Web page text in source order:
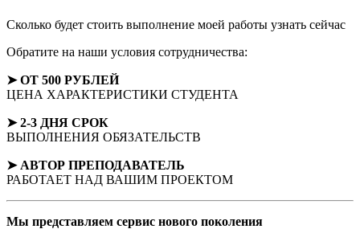
Сколько будет стоить выполнение моей работы узнать сейчас
Обратите на наши условия сотрудничества:
➤ ОТ 500 РУБЛЕЙ
ЦЕНА ХАРАКТЕРИСТИКИ СТУДЕНТА
➤ 2-3 ДНЯ СРОК
ВЫПОЛНЕНИЯ ОБЯЗАТЕЛЬСТВ
➤ АВТОР ПРЕПОДАВАТЕЛЬ
РАБОТАЕТ НАД ВАШИМ ПРОЕКТОМ
Мы представляем сервис нового поколения